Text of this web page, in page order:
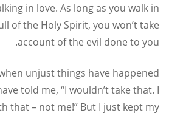
in love. As long as you walk in
of the Holy Spirit, you won’t take
account of the evil done to you.
unjust things have happened
told me, “I wouldn’t take that. I
that – not me!” But I just kept my